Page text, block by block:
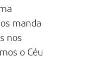
manda
nos
o Céu